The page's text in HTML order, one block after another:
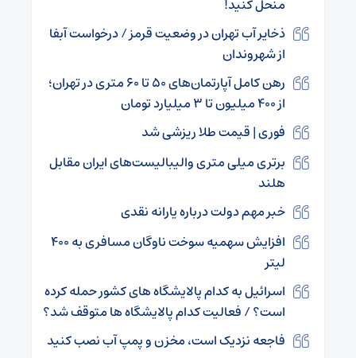
منحل کنید!
ذخایر آب تهران در وضعیت قرمز / درخواست آبفا
از شهروندان
رهن کامل آپارتمان‌های ۵۰ تا ۶۰ متری در تهران؛
از ۴۰۰ میلیون تا ۳ میلیارد تومان
فوری | قیمت طلا ریزشی شد
برتری میلی متری والیبالیست‌های ایران مقابل
هلند
خبر مهم دولت درباره یارانه نقدی
افزایش سهمیه سوخت ناوگان مسافری به ۴۰۰
لیتر
اسرائیل به کدام پالایشگاه های کشور حمله کرده
است؟ / فعالیت کدام پالایشگاه ها متوقف شد؟
فاجعه نزدیک است، مخزن و پمپ آب نصب کنید